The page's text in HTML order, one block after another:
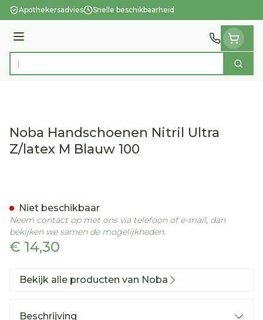
Ga naar de inhoud
Apothekersadvies Snelle beschikbaarheid
Menu
Product, merk, categorie... Zoek
Noba Handschoenen Nitril Ultra
Z/latex M Blauw 100
€ 14,30
Niet beschikbaar
Neem contact op met ons via telefoon of e-mail, dan
bekijken we samen de mogelijkheden.
Bekijk alle producten van Noba
Beschrijving